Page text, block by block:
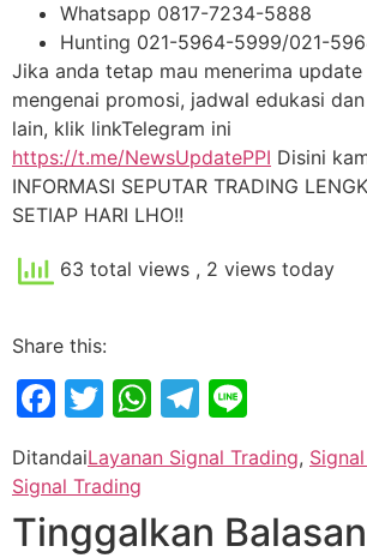
Whatsapp 0817-7234-5888
Hunting 021-5964-5999/021-
Jika anda tetap mau menerima
mengenai promosi, jadwal edukasi
lain, klik linkTelegram ini
https://t.me/NewsUpdatePPI Disini
INFORMASI SEPUTAR TRADING
SETIAP HARI LHO!!
63 total views , 2 views today
Share this:
Facebook
Twitter
WhatsApp
Telegram
DitandaiLayanan Signal Trading,
Signal Trading
Tinggalkan Balasan